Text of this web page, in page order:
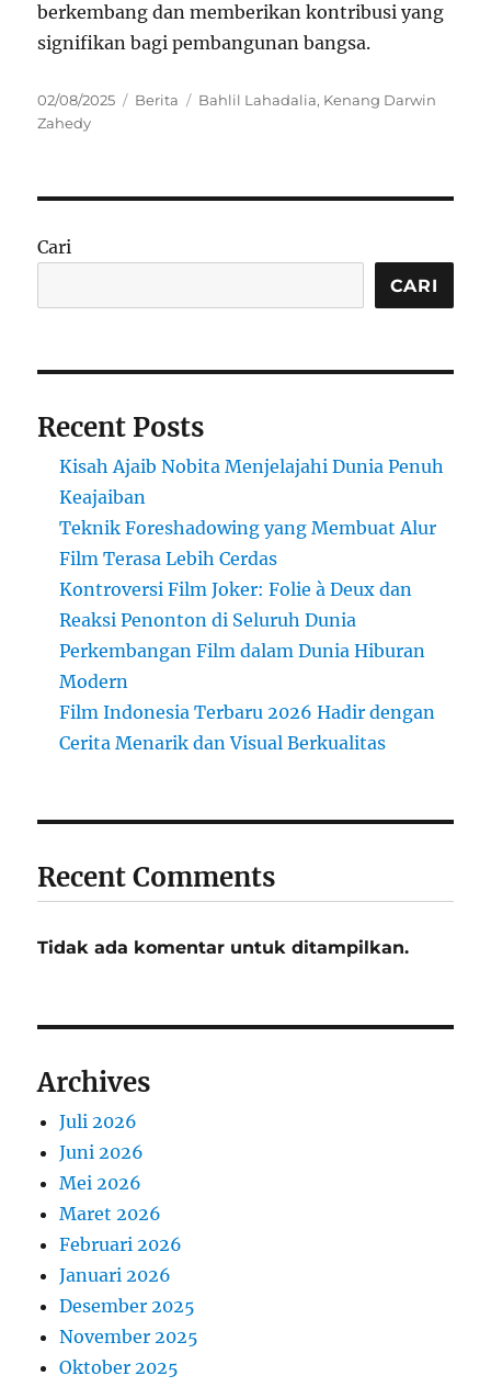
berkembang dan memberikan kontribusi yang
signifikan bagi pembangunan bangsa.
Posted
on
02/08/2025 Categories
Berita Tags
Bahlil Lahadalia, Kenang Darwin
Zahedy
Cari
CARI
Recent Posts
Kisah Ajaib Nobita Menjelajahi Dunia Penuh
Keajaiban
Teknik Foreshadowing yang Membuat Alur
Film Terasa Lebih Cerdas
Kontroversi Film Joker: Folie à Deux dan
Reaksi Penonton di Seluruh Dunia
Perkembangan Film dalam Dunia Hiburan
Modern
Film Indonesia Terbaru 2026 Hadir dengan
Cerita Menarik dan Visual Berkualitas
Recent Comments
Tidak ada komentar untuk ditampilkan.
Archives
Juli 2026
Juni 2026
Mei 2026
Maret 2026
Februari 2026
Januari 2026
Desember 2025
November 2025
Oktober 2025